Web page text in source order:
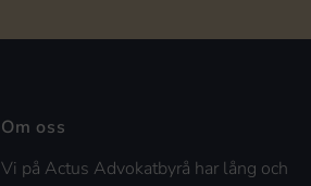
Om oss
Vi på Actus Advokatbyrå har lång och